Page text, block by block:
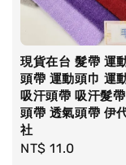
現貨在台 髮帶 運
頭帶 運動頭巾 運
吸汗頭帶 吸汗髮
頭帶 透氣頭帶 伊
社
Regular
NT$ 11.0